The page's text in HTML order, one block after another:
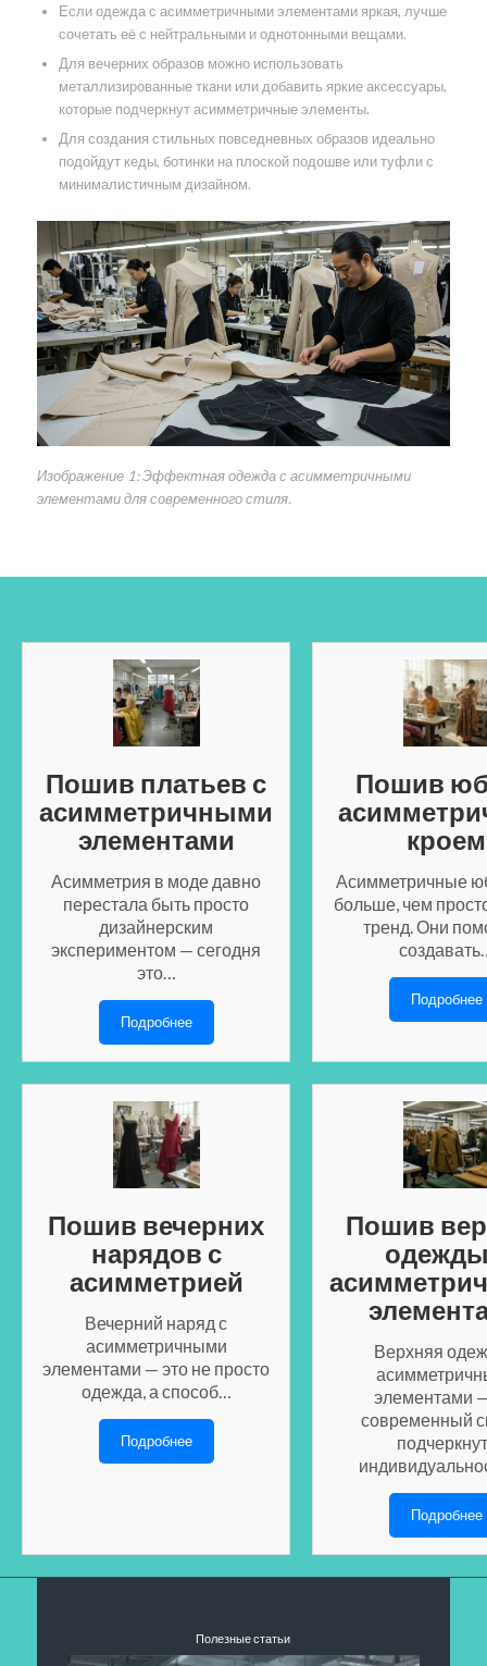
Если одежда с асимметричными элементами яркая, лучше
сочетать её с нейтральными и однотонными вещами.
Для вечерних образов можно использовать
металлизированные ткани или добавить яркие аксессуары,
которые подчеркнут асимметричные элементы.
Для создания стильных повседневных образов идеально
подойдут кеды, ботинки на плоской подошве или туфли с
минималистичным дизайном.
Изображение 1: Эффектная одежда с асимметричными
элементами для современного стиля.
Пошив платьев с
асимметричными
элементами
Асимметрия в моде давно
перестала быть просто
дизайнерским
экспериментом — сегодня
это…
Подробнее
Пошив
кроем
Асимметричные
больше, чем
тренд. Они
Подробнее
Пошив вечерних
нарядов с
асимметрией
Вечерний наряд с
асимметричными
элементами — это не просто
одежда, а способ…
Подробнее
Пошив
Верхняя
элементами
современный
Подробнее
Полезные статьи